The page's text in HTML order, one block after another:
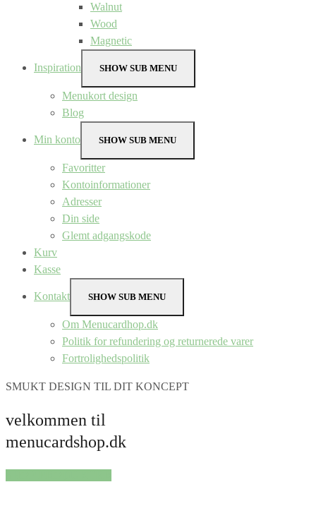
Walnut
Wood
Magnetic
Inspiration SHOW SUB MENU
Menukort design
Blog
Min konto SHOW SUB MENU
Favoritter
Kontoinformationer
Adresser
Din side
Glemt adgangskode
Kurv
Kasse
Kontakt SHOW SUB MENU
Om Menucardhop.dk
Politik for refundering og returnerede varer
Fortrolighedspolitik
SMUKT DESIGN TIL DIT KONCEPT
velkommen til
menucardshop.dk